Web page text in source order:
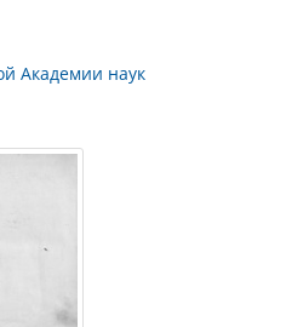
Академии наук